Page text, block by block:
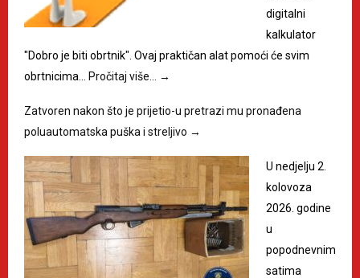
digitalni
kalkulator
"Dobro je biti obrtnik". Ovaj praktičan alat pomoći će svim
obrtnicima…
Pročitaj više… →
Zatvoren nakon što je prijetio-u pretrazi mu pronađena
poluautomatska puška i streljivo →
U nedjelju 2.
kolovoza
2026. godine
u
popodnevnim
satima